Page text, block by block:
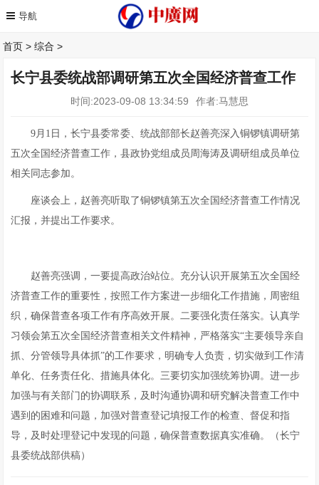
首页 >综合 >
长宁县委统战部调研第五次全国经济普查工作
时间:2023-09-08 13:34:59 作者:马慧思
9月1日，长宁县委常委、统战部部长赵善亮深入铜锣镇调研第
五次全国经济普查工作，县政协党组成员周海涛及调研组成员单位
相关同志参加。
座谈会上，赵善亮听取了铜锣镇第五次全国经济普查工作情况
汇报，并提出工作要求。
赵善亮强调，一要提高政治站位。充分认识开展第五次全国经
济普查工作的重要性，按照工作方案进一步细化工作措施，周密组
织，确保普查各项工作有序高效开展。二要强化责任落实。认真学
习领会第五次全国经济普查相关文件精神，严格落实“主要领导亲自
抓、分管领导具体抓”的工作要求，明确专人负责，切实做到工作清
单化、任务责任化、措施具体化。三要切实加强统筹协调。进一步
加强与有关部门的协调联系，及时沟通协调和研究解决普查工作中
遇到的困难和问题，加强对普查登记填报工作的检查、督促和指
导，及时处理登记中发现的问题，确保普查数据真实准确。（长宁
县委统战部供稿）